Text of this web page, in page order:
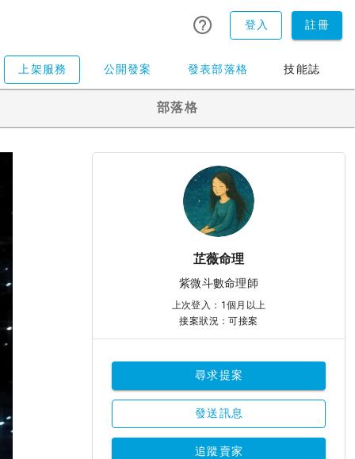
登入 註冊
上架服務 公開發案 發表部落格 技能誌
部落格
芷薇命理
紫微斗數命理師
上次登入：1個月以上
接案狀況：可接案
尋求提案
發送訊息
追蹤賣家